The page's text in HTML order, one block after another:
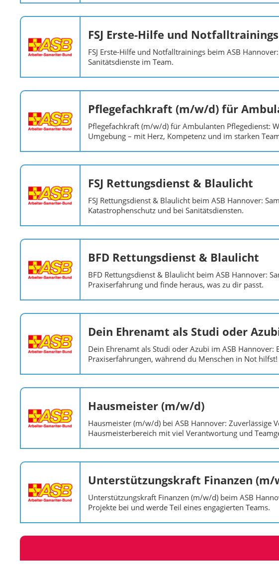
FSJ Erste-Hilfe und Notfalltrainings
FSJ Erste-Hilfe und Notfalltrainings beim ASB
Sanitätsdienste im Team.
Pflegefachkraft (m/w/d) für
Pflegefachkraft (m/w/d) für Ambulanten Pflegedienst:
Umgebung – mit Herz, Kompetenz und im starken
FSJ Rettungsdienst & Blaulicht
FSJ Rettungsdienst & Blaulicht beim ASB Hannover:
Katastrophenschutz und bei Sanitätsdiensten.
BFD Rettungsdienst & Blaulicht
BFD Rettungsdienst & Blaulicht beim ASB Hannover:
Praxiserfahrung und finde heraus, was zu dir passt.
Dein Ehrenamt als Studi oder
Dein Ehrenamt als Studi oder Azubi im ASB
Praxiserfahrungen, während du Menschen in Not hilfst!
Hausmeister (m/w/d)
Hausmeister (m/w/d) bei ASB Hannover: Zuverlässige
Hausmeisterbereich mit viel Verantwortung und
Unterstützungskraft Finanzen (m/
Unterstützungskraft Finanzen (m/w/d) beim ASB
Projekte bei und werde Teil eines engagierten Teams.